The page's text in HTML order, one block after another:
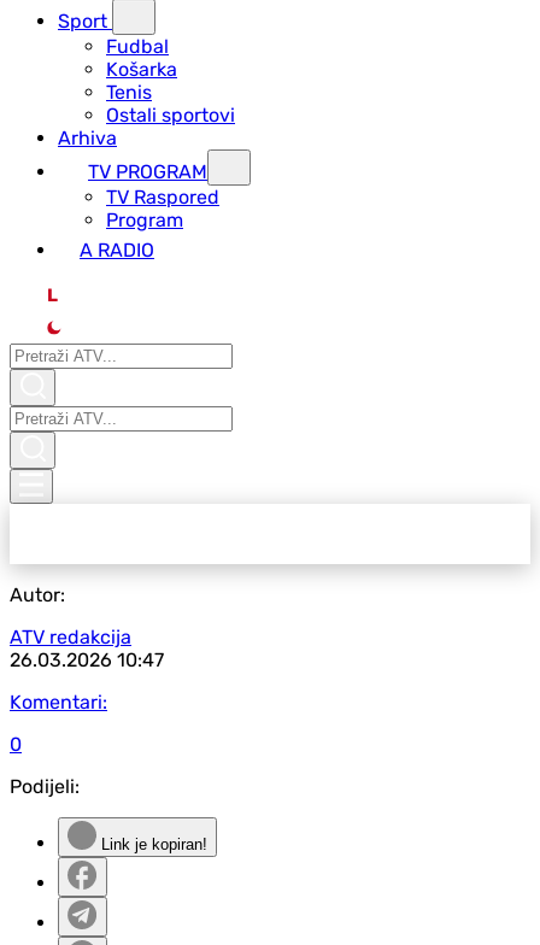
Sport
Fudbal
Košarka
Tenis
Ostali sportovi
Arhiva
TV PROGRAM
ТV Raspored
Program
A RADIO
L
Autor:
ATV redakcija
26.03.2026 10:47
Komentari:
0
Podijeli:
Link je kopiran!